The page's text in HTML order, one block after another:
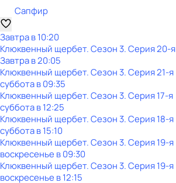
Сапфир
Завтра в 10:20
Клюквенный щербет. Сезон 3. Серия 20-я
Завтра в 20:05
Клюквенный щербет. Сезон 3. Серия 21-я
субботав09:35
Клюквенный щербет. Сезон 3. Серия 17-я
субботав12:25
Клюквенный щербет. Сезон 3. Серия 18-я
субботав15:10
Клюквенный щербет. Сезон 3. Серия 19-я
воскресенье в09:30
Клюквенный щербет. Сезон 3. Серия 19-я
воскресенье в12:15